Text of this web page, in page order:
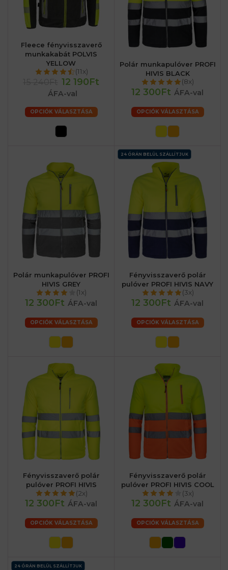
Fleece fényvisszaverő
munkakabát POLVIS
YELLOW
(11x)
12 190Ft
ÁFA-val
OPCIÓK VÁLASZTÁSA
Polár munkapulóver PROFI
HIVIS BLACK
(8x)
12 300Ft ÁFA-val
OPCIÓK VÁLASZTÁSA
Polár munkapulóver PROFI
HIVIS GREY
(1x)
12 300Ft ÁFA-val
OPCIÓK VÁLASZTÁSA
24 ÓRÁN BELÜL SZÁLLÍTJUK
Fényvisszaverő polár
pulóver PROFI HIVIS NAVY
(3x)
12 300Ft ÁFA-val
OPCIÓK VÁLASZTÁSA
Fényvisszaverő polár
pulóver PROFI HIVIS
(2x)
12 300Ft ÁFA-val
OPCIÓK VÁLASZTÁSA
Fényvisszaverő polár
pulóver PROFI HIVIS COOL
(3x)
12 300Ft ÁFA-val
OPCIÓK VÁLASZTÁSA
24 ÓRÁN BELÜL SZÁLLÍTJUK